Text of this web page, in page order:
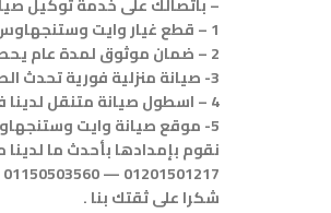
1 – قطع غيار وايت وستنجهاوس اصلية100% بطلبك لرقم صيانة وايت وستنجهاوس نضمن لك الاستحواذ على قطع الغيار الاصلية باسعار مناسبة
2 – ضمان موثوق لمدة عام يحصل عملائنا على صيانة كافة اجهزة ال جىالموثوق بها على ضمان موثوق على قطع الغيار والاصلاح والصيانه
3- صيانة منزلية فورية تحدث الصيانة في المنزل عدا الاعطال الهائلة التي تستلزم نقل الجهاز الى موضع توكيل ال جى
4 – اسطول صيانة متنقل لدينا فى توكيل صيانة وايت وستنجهاوس اسطول مركبات مجهزة بكافة الخدمات ليتم اصلاح جهازك على نحو اسرع
5- موقع صيانة وايت
نقوم بإمدادها بأحدث ما
01201501217 — 01150503560
شكرا على ثقتك بنا .